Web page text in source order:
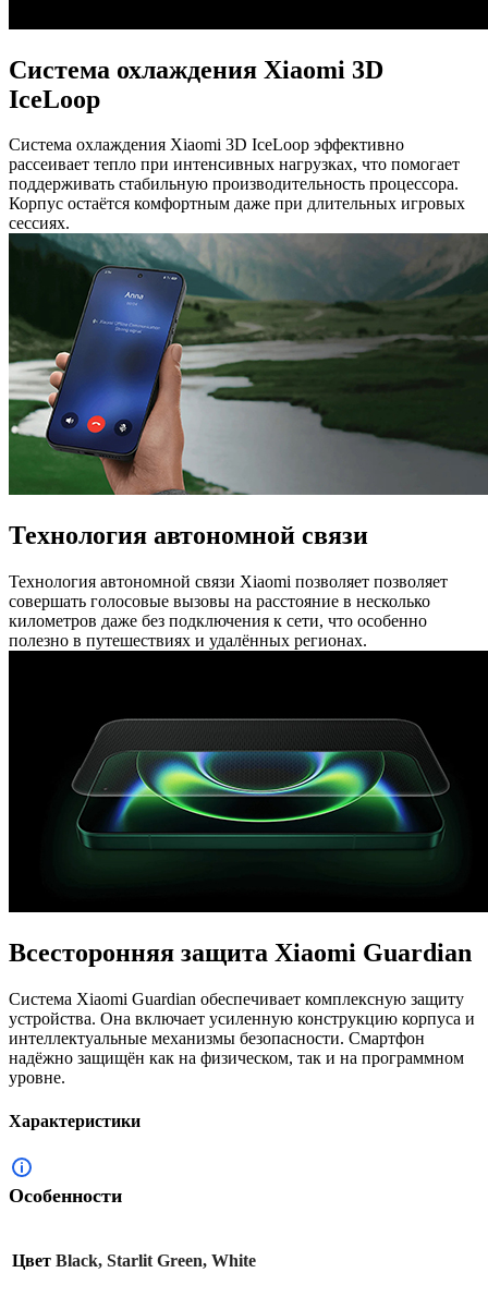
Система охлаждения Xiaomi 3D
IceLoop
Система охлаждения Xiaomi 3D IceLoop эффективно
рассеивает тепло при интенсивных нагрузках, что помогает
поддерживать стабильную производительность процессора.
Корпус остаётся комфортным даже при длительных игровых
сессиях.
Технология автономной связи
Технология автономной связи Xiaomi позволяет позволяет
совершать голосовые вызовы на расстояние в несколько
километров даже без подключения к сети, что особенно
полезно в путешествиях и удалённых регионах.
Всесторонняя защита Xiaomi Guardian
Система Xiaomi Guardian обеспечивает комплексную защиту
устройства. Она включает усиленную конструкцию корпуса и
интеллектуальные механизмы безопасности. Смартфон
надёжно защищён как на физическом, так и на программном
уровне.
Характеристики
Особенности
Цвет Black, Starlit Green, White